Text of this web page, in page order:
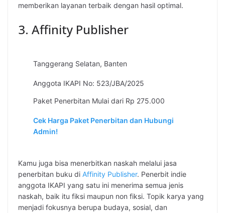
memberikan layanan terbaik dengan hasil optimal.
3. Affinity Publisher
Tanggerang Selatan, Banten
Anggota IKAPI No: 523/JBA/2025
Paket Penerbitan Mulai dari Rp 275.000
Cek Harga Paket Penerbitan dan Hubungi
Admin!
Kamu juga bisa menerbitkan naskah melalui jasa
penerbitan buku di Affinity Publisher. Penerbit indie
anggota IKAPI yang satu ini menerima semua jenis
naskah, baik itu fiksi maupun non fiksi. Topik karya yang
menjadi fokusnya berupa budaya, sosial, dan